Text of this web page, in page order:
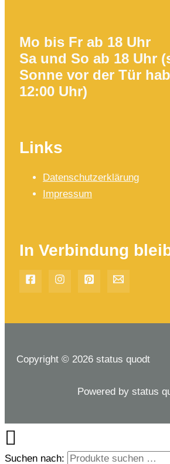
Mo bis Fr ab 18 Uhr
Sa und So ab 18 Uhr
Sonne vor der Tür
12:00 Uhr)
Links
Datenschutzerklärung
Impressum
In Verbindung
Copyright © 2026 status quodt
Powered by status
Suchen nach: